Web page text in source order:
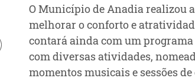
O Município de Anadia realizou
melhorar o conforto e
contará ainda com um
com diversas atividades,
momentos musicais e sessões